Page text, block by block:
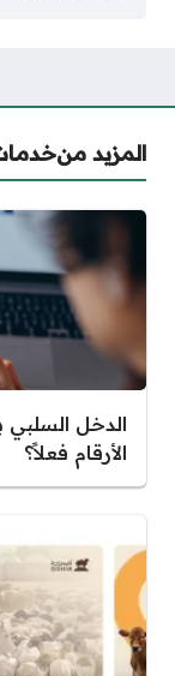
المزيد من
الدخل السلبي
الأرقام فعلاً؟